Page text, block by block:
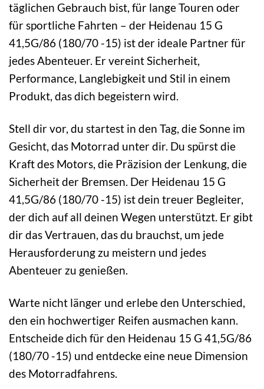
täglichen Gebrauch bist, für lange Touren oder
für sportliche Fahrten – der Heidenau 15 G
41,5G/86 (180/70 -15) ist der ideale Partner für
jedes Abenteuer. Er vereint Sicherheit,
Performance, Langlebigkeit und Stil in einem
Produkt, das dich begeistern wird.
Stell dir vor, du startest in den Tag, die Sonne im
Gesicht, das Motorrad unter dir. Du spürst die
Kraft des Motors, die Präzision der Lenkung, die
Sicherheit der Bremsen. Der Heidenau 15 G
41,5G/86 (180/70 -15) ist dein treuer Begleiter,
der dich auf all deinen Wegen unterstützt. Er gibt
dir das Vertrauen, das du brauchst, um jede
Herausforderung zu meistern und jedes
Abenteuer zu genießen.
Warte nicht länger und erlebe den Unterschied,
den ein hochwertiger Reifen ausmachen kann.
Entscheide dich für den Heidenau 15 G 41,5G/86
(180/70 -15) und entdecke eine neue Dimension
des Motorradfahrens.